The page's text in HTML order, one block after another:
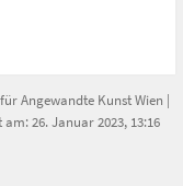
Angewandte Kunst Wien |
26. Januar 2023, 13:16